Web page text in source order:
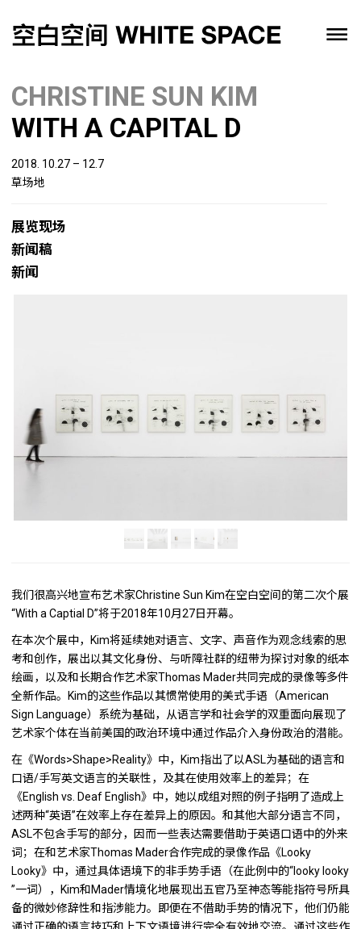
CHRISTINE SUN KIM
WITH A CAPITAL D
2018. 10.27 – 12.7
草场地
展览现场
新闻稿
新闻
我们很高兴地宣布艺术家Christine Sun Kim在空白空间的第二次个展
“With a Captial D”将于2018年10月27日开幕。
在本次个展中，Kim将延续她对语言、文字、声音作为观念线索的思
考和创作，展出以其文化身份、与听障社群的纽带为探讨对象的纸本
绘画，以及和长期合作艺术家Thomas Mader共同完成的录像等多件
全新作品。Kim的这些作品以其惯常使用的美式手语（American
Sign Language）系统为基础，从语言学和社会学的双重面向展现了
艺术家个体在当前美国的政治环境中通过作品介入身份政治的潜能。
在《Words>Shape>Reality》中，Kim指出了以ASL为基础的语言和
口语/手写英文语言的关联性，及其在使用效率上的差异；在
《English vs. Deaf English》中，她以成组对照的例子指明了造成上
述两种“英语”在效率上存在差异上的原因。和其他大部分语言不同，
ASL不包含手写的部分，因而一些表达需要借助于英语口语中的外来
词；在和艺术家Thomas Mader合作完成的录像作品《Looky
Looky》中，通过具体语境下的非手势手语（在此例中的“looky looky
”一词），Kim和Mader情境化地展现出五官乃至神态等能指符号所具
备的微妙修辞性和指涉能力。即便在不借助手势的情况下，他们仍能
通过正确的语言技巧和上下文语境进行完全有效地交流。通过这些作